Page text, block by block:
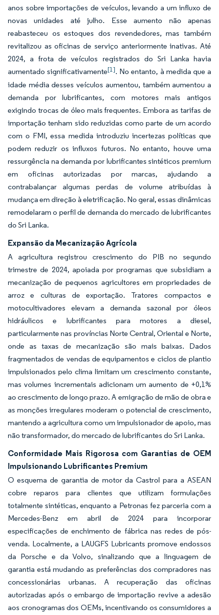
anos sobre importações de veículos, levando a um influxo de
novas unidades até julho. Esse aumento não apenas
reabasteceu os estoques dos revendedores, mas também
revitalizou as oficinas de serviço anteriormente inativas. Até
2024, a frota de veículos registrados do Sri Lanka havia
aumentado significativamente[1]. No entanto, à medida que a
idade média desses veículos aumentou, também aumentou a
demanda por lubrificantes, com motores mais antigos
exigindo trocas de óleo mais frequentes. Embora as tarifas de
importação tenham sido reduzidas como parte de um acordo
com o FMI, essa medida introduziu incertezas políticas que
podem reduzir os influxos futuros. No entanto, houve uma
ressurgência na demanda por lubrificantes sintéticos premium
em oficinas autorizadas por marcas, ajudando a
contrabalançar algumas perdas de volume atribuídas à
mudança em direção à eletrificação. No geral, essas dinâmicas
remodelaram o perfil de demanda do mercado de lubrificantes
do Sri Lanka.
Expansão da Mecanização Agrícola
A agricultura registrou crescimento do PIB no segundo
trimestre de 2024, apoiada por programas que subsidiam a
mecanização de pequenos agricultores em propriedades de
arroz e culturas de exportação. Tratores compactos e
motocultivadores elevam a demanda sazonal por óleos
hidráulicos e lubrificantes para motores a diesel,
particularmente nas províncias Norte Central, Oriental e Norte,
onde as taxas de mecanização são mais baixas. Dados
fragmentados de vendas de equipamentos e ciclos de plantio
impulsionados pelo clima limitam um crescimento constante,
mas volumes incrementais adicionam um aumento de +0,1%
ao crescimento de longo prazo. A emigração de mão de obra e
as monções irregulares moderam o potencial de crescimento,
mantendo a agricultura como um impulsionador de apoio, mas
não transformador, do mercado de lubrificantes do Sri Lanka.
Conformidade Mais Rigorosa com Garantias de OEM
Impulsionando Lubrificantes Premium
O esquema de garantia de motor da Castrol para a ASEAN
cobre reparos para clientes que utilizam formulações
totalmente sintéticas, enquanto a Petronas fez parceria com a
Mercedes-Benz em abril de 2024 para incorporar
especificações de enchimento de fábrica nas redes de pós-
venda. Localmente, a LAUGFS Lubricants promove endossos
da Porsche e da Volvo, sinalizando que a linguagem de
garantia está mudando as preferências dos compradores nas
concessionárias urbanas. A recuperação das oficinas
autorizadas após o embargo de importação revive a adesão
aos cronogramas dos OEMs, incentivando os consumidores a